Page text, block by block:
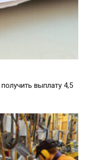
выплату 4,5